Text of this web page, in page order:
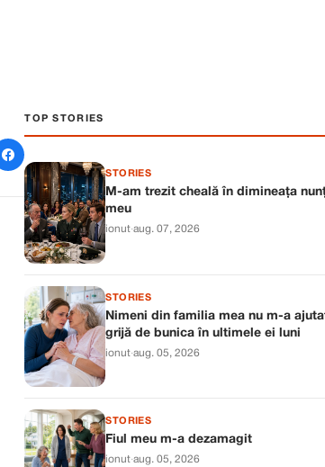
TOP STORIES
STORIES
M-am trezit cheală în dimineața
meu
ionut·aug. 07, 2026
STORIES
Nimeni din familia mea nu m-a
grijă de bunica în ultimele ei luni
ionut·aug. 05, 2026
STORIES
Fiul meu m-a dezamagit
ionut·aug. 05, 2026